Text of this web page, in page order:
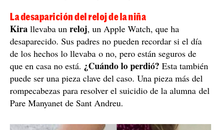
La desaparición del reloj de la niña
Kira llevaba un reloj, un Apple Watch, que ha
desaparecido. Sus padres no pueden recordar si el día
de los hechos lo llevaba o no, pero están seguros de
que en casa no está. ¿Cuándo lo perdió? Esta también
puede ser una pieza clave del caso. Una pieza más del
rompecabezas para resolver el suicidio de la alumna del
Pare Manyanet de Sant Andreu.